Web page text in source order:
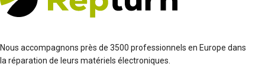
Nous accompagnons près de 3500 professionnels en Europe dans
la réparation de leurs matériels électroniques.